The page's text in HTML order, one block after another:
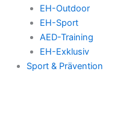
EH-Outdoor
EH-Sport
AED-Training
EH-Exklusiv
Sport & Prävention